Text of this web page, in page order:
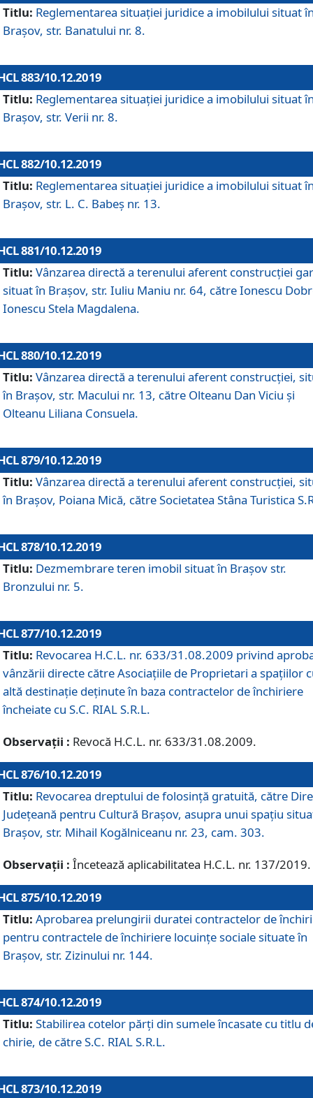
Titlu: Reglementarea situației juridice a imobilului situat
Brașov, str. Banatului nr. 8.
883/10.12.2019
Titlu: Reglementarea situației juridice a imobilului situat
Brașov, str. Verii nr. 8.
882/10.12.2019
Titlu: Reglementarea situației juridice a imobilului situat
Brașov, str. L. C. Babeș nr. 13.
881/10.12.2019
Titlu: Vânzarea directă a terenului aferent construcției
situat în Brașov, str. Iuliu Maniu nr. 64, către Ionescu
Ionescu Stela Magdalena.
880/10.12.2019
Titlu: Vânzarea directă a terenului aferent construcției,
în Brașov, str. Macului nr. 13, către Olteanu Dan Viciu și
Olteanu Liliana Consuela.
879/10.12.2019
Titlu: Vânzarea directă a terenului aferent construcției,
în Brașov, Poiana Mică, către Societatea Stâna Turistica
878/10.12.2019
Titlu: Dezmembrare teren imobil situat în Brașov str.
Bronzului nr. 5.
877/10.12.2019
Titlu: Revocarea H.C.L. nr. 633/31.08.2009 privind
vânzării directe către Asociațiile de Proprietari a spațiilor
altă destinație deținute în baza contractelor de închiriere
încheiate cu S.C. RIAL S.R.L.
Observații : Revocă H.C.L. nr. 633/31.08.2009.
876/10.12.2019
Titlu: Revocarea dreptului de folosinţă gratuită, către
Judeţeană pentru Cultură Braşov, asupra unui spaţiu
Braşov, str. Mihail Kogălniceanu nr. 23, cam. 303.
Observații : Încetează aplicabilitatea H.C.L. nr. 137/2019.
875/10.12.2019
Titlu: Aprobarea prelungirii duratei contractelor de
pentru contractele de închiriere locuinţe sociale situate în
Braşov, str. Zizinului nr. 144.
874/10.12.2019
Titlu: Stabilirea cotelor părți din sumele încasate cu titlu
chirie, de către S.C. RIAL S.R.L.
873/10.12.2019